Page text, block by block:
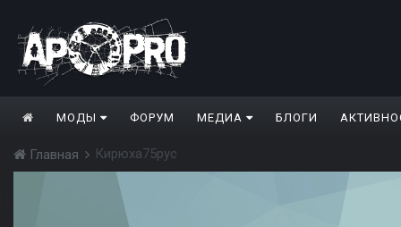
МОДЫ ФОРУМ МЕДИА БЛОГИ
Главная Кирюха75рус